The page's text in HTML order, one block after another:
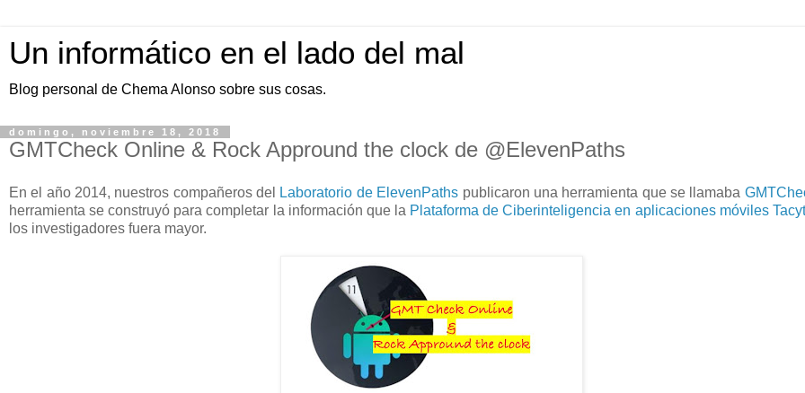
Un informático en el lado del mal
Blog personal de Chema Alonso sobre sus cosas.
domingo, noviembre 18, 2018
GMTCheck Online & Rock Appround the clock de @ElevenPaths
En el año 2014, nuestros compañeros del Laboratorio de ElevenPaths publicaron una herramienta que se llamaba
herramienta se construyó para completar la información que la Plataforma de Ciberinteligencia en aplicaciones móviles Tacyt
los investigadores fuera mayor.